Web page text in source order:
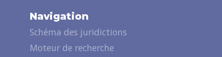
Navigation
Schéma des juridictions
Moteur de recherche